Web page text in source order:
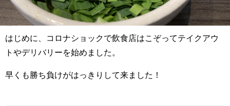
はじめに、コロナショックで飲食店はこぞってテイクアウ
トやデリバリーを始めました。
早くも勝ち負けがはっきりして来ました！